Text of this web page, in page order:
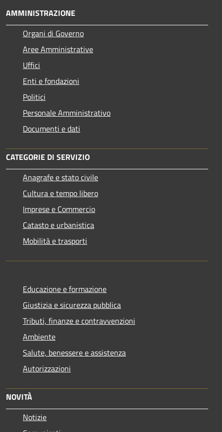
AMMINISTRAZIONE
Organi di Governo
Aree Amministrative
Uffici
Enti e fondazioni
Politici
Personale Amministrativo
Documenti e dati
CATEGORIE DI SERVIZIO
Anagrafe e stato civile
Cultura e tempo libero
Imprese e Commercio
Catasto e urbanistica
Mobilità e trasporti
Educazione e formazione
Giustizia e sicurezza pubblica
Tributi, finanze e contravvenzioni
Ambiente
Salute, benessere e assistenza
Autorizzazioni
NOVITÀ
Notizie